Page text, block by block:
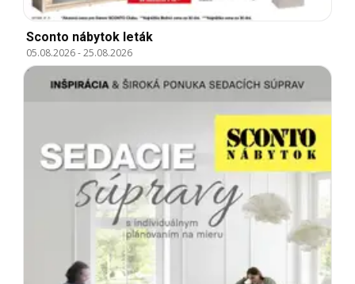
Sconto nábytok leták
05.08.2026-25.08.2026